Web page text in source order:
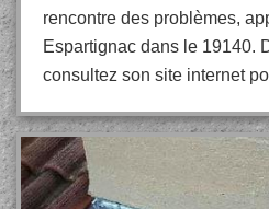
rencontre des problèmes,
Espartignac dans le 19140.
consultez son site internet